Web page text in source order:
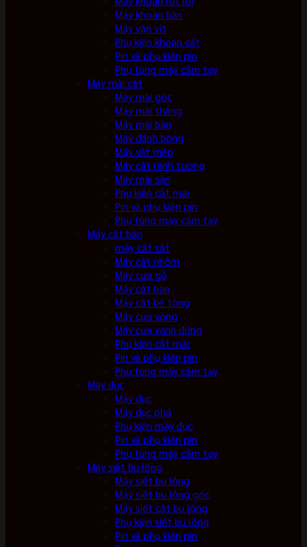
Máy khoan bàn
Máy vặn vít
Phụ kiện khoan cắt
Pin và phụ kiện pin
Phụ tùng máy cầm tay
Máy mài cắt
Máy mài góc
Máy mài thẳng
Máy mài bàn
Máy đánh bóng
Máy vát mép
Máy cắt rãnh tường
Máy mài sàn
Phụ kiện cắt mài
Pin và phụ kiện pin
Phụ tùng máy cầm tay
Máy cắt bàn
máy cắt sắt
Máy cắt nhôm
Máy cưa gỗ
Máy cắt bàn
Máy cắt bê tông
Máy cưa vòng
Máy cưa vanh đứng
Phụ kiện cắt mài
Pin và phụ kiện pin
Phụ tùng máy cầm tay
Máy đục
Máy đục
Máy đục phá
Phụ kiện máy đục
Pin và phụ kiện pin
Phụ tùng máy cầm tay
Máy siết bu lông
Máy siết bu lông
Máy siết bu lông góc
Máy siết cắt bu lông
Phụ kiện siết bu lông
Pin và phụ kiện pin